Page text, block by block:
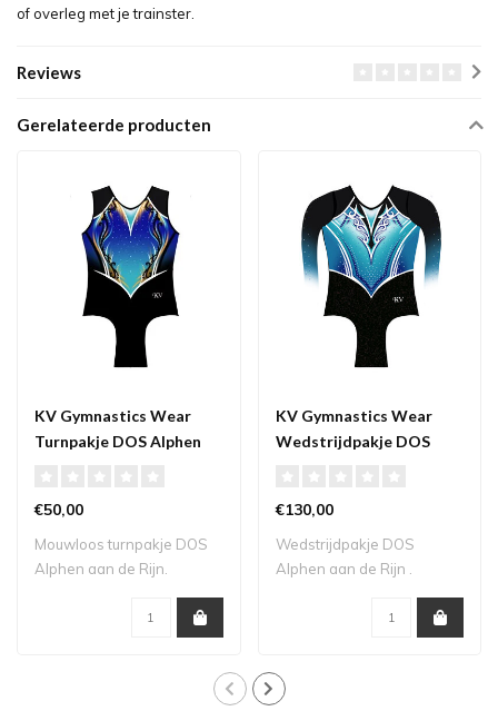
of overleg met je trainster.
Reviews
Gerelateerde producten
KV Gymnastics Wear
Turnpakje DOS Alphen
€50,00
Mouwloos turnpakje DOS
Alphen aan de Rijn.
KV Gymnastics Wear
Wedstrijdpakje DOS
€130,00
Wedstrijdpakje DOS
Alphen aan de Rijn .